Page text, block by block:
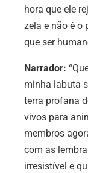
hora que ele
zela e não é o
que ser
Narrador:
minha labuta
terra profana
vivos para
membros
com as
irresistível e